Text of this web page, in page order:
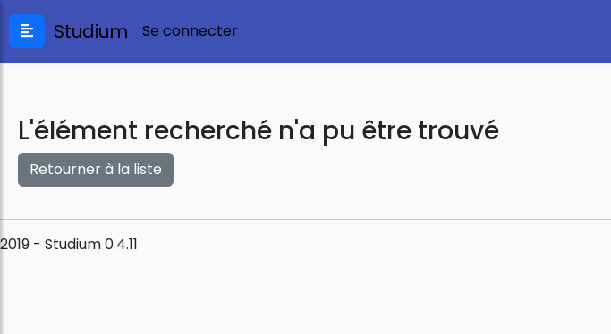
Studium Se connecter
L'élément recherché n'a pu être trouvé
Retourner à la liste
2019 - Studium 0.4.11